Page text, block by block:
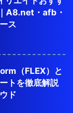
A8.net・afb・
ス
（FLEX）と
トを徹底解説
ド